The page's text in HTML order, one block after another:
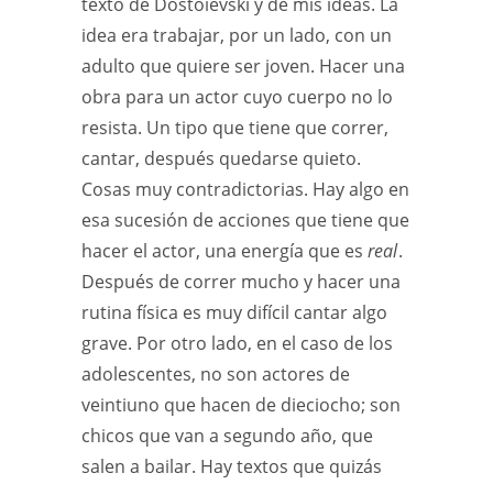
idea era trabajar, por un lado, con un
adulto que quiere ser joven. Hacer una
obra para un actor cuyo cuerpo no lo
resista. Un tipo que tiene que correr,
cantar, después quedarse quieto.
Cosas muy contradictorias. Hay algo en
esa sucesión de acciones que tiene que
hacer el actor, una energía que es real.
Después de correr mucho y hacer una
rutina física es muy difícil cantar algo
grave. Por otro lado, en el caso de los
adolescentes, no son actores de
veintiuno que hacen de dieciocho; son
chicos que van a segundo año, que
salen a bailar. Hay textos que quizás